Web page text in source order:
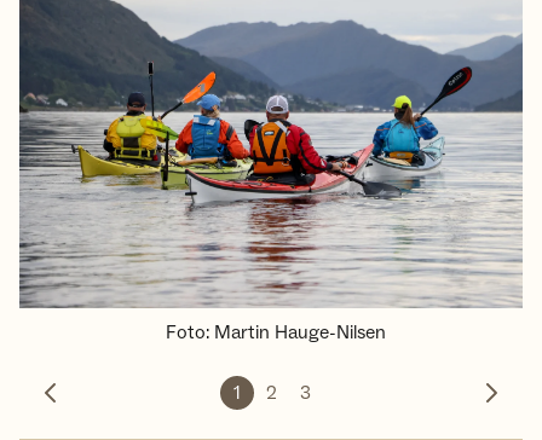
Foto: Martin Hauge-Nilsen
Forrige bilde
1 2 3